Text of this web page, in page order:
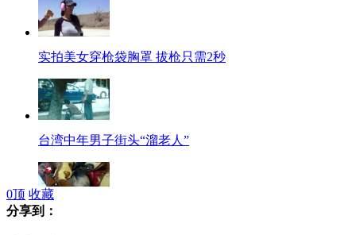
实拍美女穿枪袋胸罩 拔枪只需2秒
台湾中年男子街头“溜老人”
0顶 收藏
分享到：